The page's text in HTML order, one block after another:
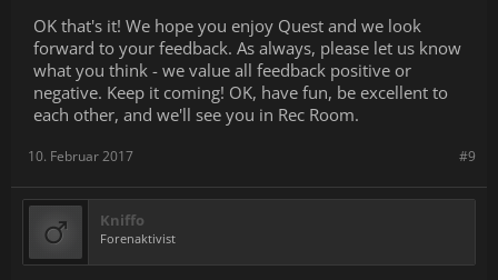
OK that's it! We hope you enjoy Quest and we look
forward to your feedback. As always, please let us know
what you think - we value all feedback positive or
negative. Keep it coming! OK, have fun, be excellent to
each other, and we'll see you in Rec Room.
#9
10. Februar 2017
Kniffo
Forenaktivist